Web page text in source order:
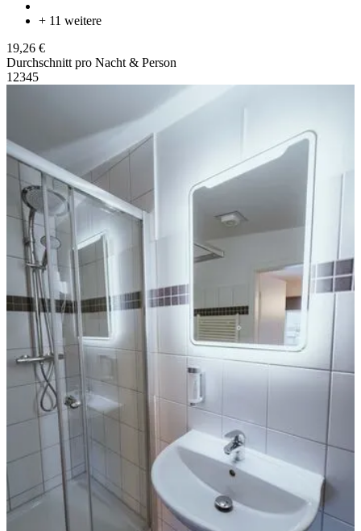
+ 11 weitere
19,26 €
Durchschnitt pro Nacht & Person
1 2345